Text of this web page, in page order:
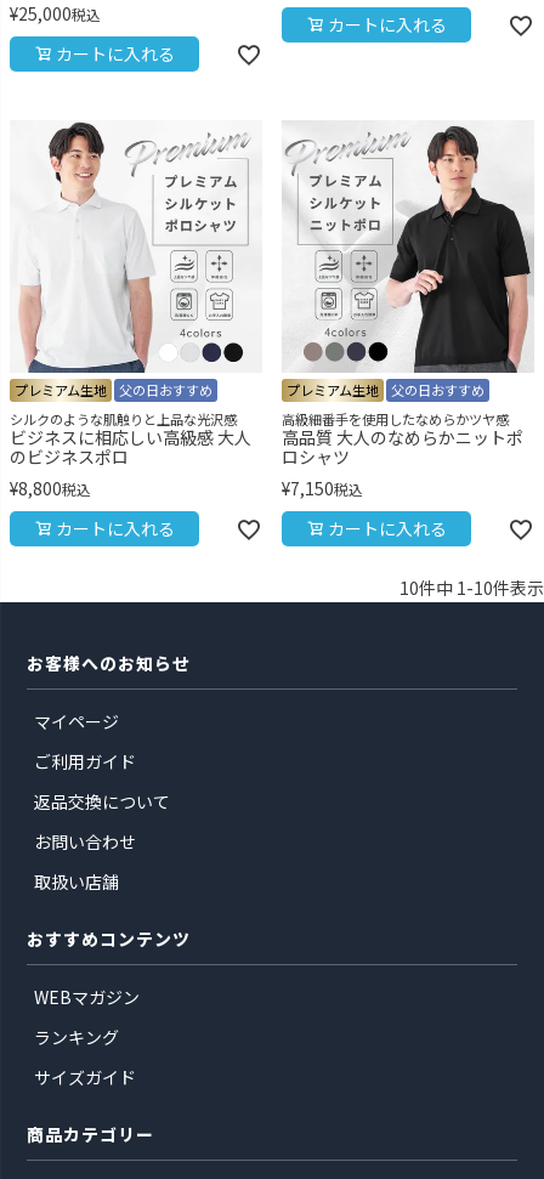
¥25,000税込
カートに入れる
カートに入れる
プレミアム生地
父の日おすすめ
シルクのような肌触りと上品な光沢感
ビジネスに相応しい高級感 大人
のビジネスポロ
¥8,800税込
カートに入れる
プレミアム生地
父の日おすすめ
高級細番手を使用したなめらかツヤ感
高品質 大人のなめらかニットポ
ロシャツ
¥7,150税込
カートに入れる
10件中 1-10件表示
お客様へのお知らせ
マイページ
ご利用ガイド
返品交換について
お問い合わせ
取扱い店舗
おすすめコンテンツ
WEBマガジン
ランキング
サイズガイド
商品カテゴリー